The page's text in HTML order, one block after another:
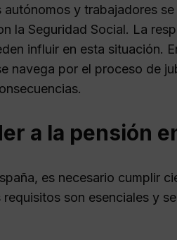
y trabajadores
la Seguridad Social. La
influir en esta situación.
navega por el proceso de
a la pensión
es necesario cumplir
son esenciales y